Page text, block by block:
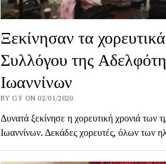
Ξεκίνησαν τα
Συλλόγου της
Ιωαννίνων
BY G F ON 02/01/2020
Δυνατά ξεκίνησε η χορευτική χρονιά των
Ιωαννίνων. Δεκάδες χορευτές, όλων των